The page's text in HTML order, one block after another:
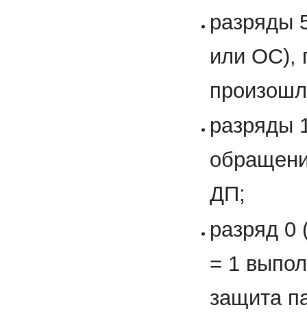
разряды
или ОС),
разряды
ДП;
разряд
= 1
защита